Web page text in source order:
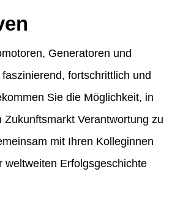
Generatoren und
fortschrittlich und
Sie die Möglichkeit, in
Zukunftsmarkt Verantwortung zu
mit Ihren Kolleginnen
weltweiten Erfolgsgeschichte